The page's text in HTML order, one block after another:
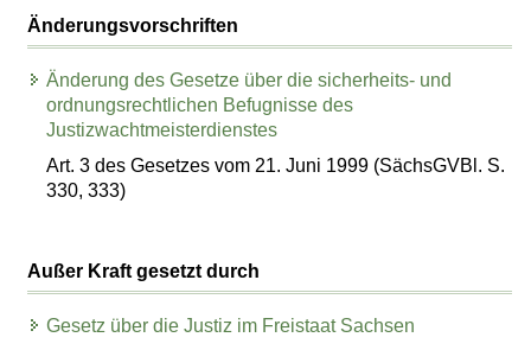
Änderungsvorschriften
Änderung des Gesetze über die sicherheits- und
ordnungsrechtlichen Befugnisse des
Justizwachtmeisterdienstes
Art. 3 des Gesetzes vom 21. Juni 1999 (SächsGVBl. S.
330, 333)
Außer Kraft gesetzt durch
Gesetz über die Justiz im Freistaat Sachsen